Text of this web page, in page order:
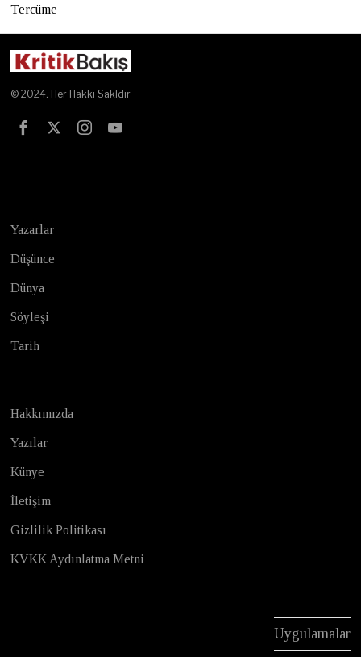
Tercüme
© 2024. Her Hakkı Sakldır
Yazarlar
Düşünce
Dünya
Söyleşi
Tarih
Hakkımızda
Yazılar
Künye
İletişim
Gizlilik Politikası
KVKK Aydınlatma Metni
Uygulamalar